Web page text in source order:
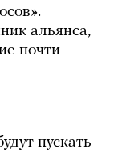
альянса,
почти
пускать